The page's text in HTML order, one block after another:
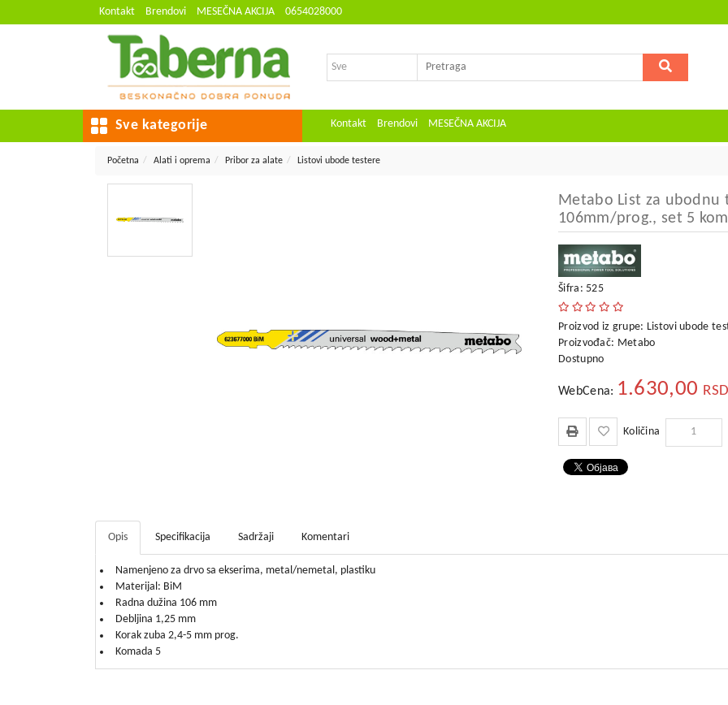
Kontakt Brendovi MESEČNA AKCIJA 0654028000
Sve kategorije Kontakt Brendovi MESEČNA AKCIJA
Početna Alati i oprema Pribor za alate Listovi ubode testere
Metabo List za ubodnu
106mm/prog., set 5
Šifra: 525
Proizvod iz grupe: Listovi ubode
Proizvođač: Metabo
Dostupno
WebCena: 1.630,00
Količina
Opis Specifikacija Sadržaji Komentari
Namenjeno za drvo sa ekserima, metal/nemetal, plastiku
Materijal: BiM
Radna dužina 106 mm
Debljina 1,25 mm
Korak zuba 2,4-5 mm prog.
Komada 5